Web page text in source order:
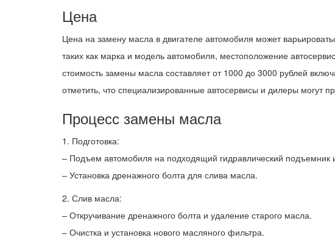
Цена
Цена на замену масла в двигателе автомобиля может
таких как марка и модель автомобиля, местоположение
стоимость замены масла составляет от 1000 до 3000 рублей
отметить, что специализированные автосервисы и дилеры могут
Процесс замены масла
1. Подготовка:
– Подъем автомобиля на подходящий гидравлический подъемник
– Установка дренажного болта для слива масла.
2. Слив масла:
– Откручивание дренажного болта и удаление старого масла.
– Очистка и установка нового масляного фильтра.